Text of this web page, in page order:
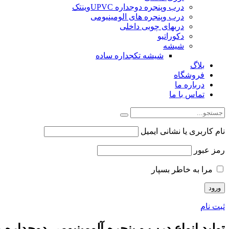
درب وپنجره دوجداره UPVCوینتک
درب وپنجره های الومینیومی
دربهای چوبی داخلی
دکوراتیو
شیشه
شیشه تکجداره ساده
بلاگ
فروشگاه
درباره ما
تماس با ما
نام کاربری یا نشانی ایمیل
رمز عبور
مرا به خاطر بسپار
ثبت نام